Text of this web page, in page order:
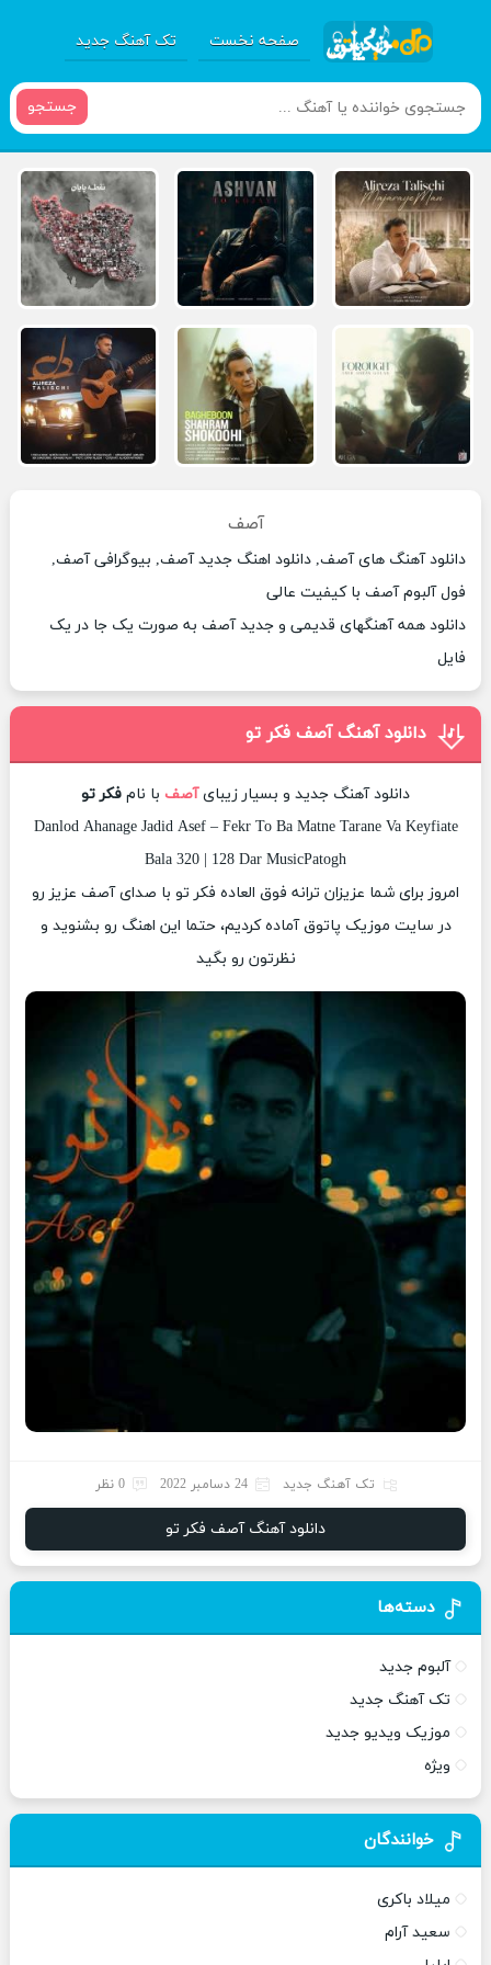
صفحه نخست تک آهنگ جدید
جستجو
آصف
دانلود آهنگ های آصف, دانلود اهنگ جدید آصف, بیوگرافی آصف,
فول آلبوم آصف با کیفیت عالی
دانلود همه آهنگهای قدیمی و جدید آصف به صورت یک جا در یک
فایل
دانلود آهنگ آصف فکر تو
دانلود آهنگ جدید و بسیار زیبایآصف با نام فکر تو
Danlod Ahanage Jadid Asef – Fekr To Ba Matne Tarane Va Keyfiate
Bala 320 | 128 Dar MusicPatogh
امروز برای شما عزیزان ترانه فوق العاده فکر تو با صدای آصف عزیز رو
در سایت موزیک پاتوق آماده کردیم، حتما این اهنگ رو بشنوید و
نظرتون رو بگید
تک آهنگ جدید 24 دسامبر 2022 0 نظر
دانلود آهنگ آصف فکر تو
دسته‌ها
آلبوم جدید
تک آهنگ جدید
موزیک ویدیو جدید
ویژه
خوانندگان
میلاد باکری
سعید آرام